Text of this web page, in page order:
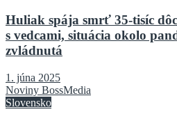
Huliak spája smrť 35-tisíc
s vedcami, situácia okolo
zvládnutá
1. júna 2025
Noviny BossMedia
Slovensko